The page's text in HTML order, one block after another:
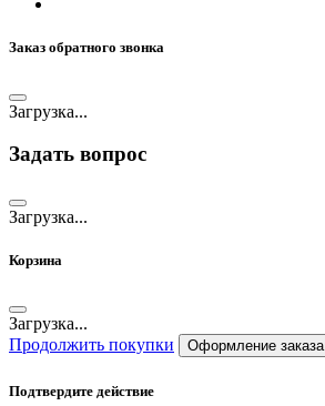
Заказ обратного звонка
Загрузка...
Задать вопрос
Загрузка...
Корзина
Загрузка...
Продолжить покупки
Оформление заказа
Подтвердите действие